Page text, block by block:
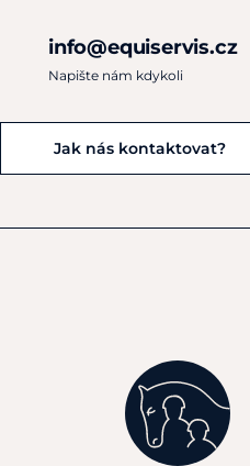
info@equiservis.cz
Napište nám kdykoli
Jak nás kontaktovat?